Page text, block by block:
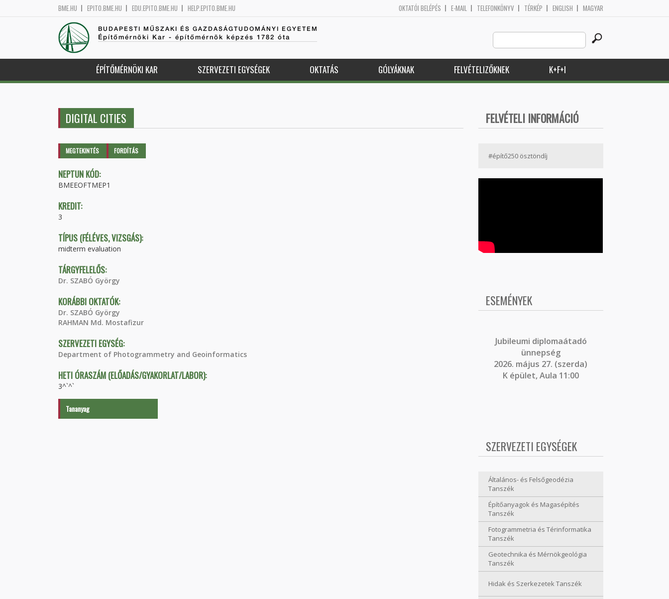
BME.HU EPITO.BME.HU EDU.EPITO.BME.HU HELP.EPITO.BME.HU OKTATÓI BELÉPÉS E-MAIL TELEFONKÖNYV TÉRKÉP ENGLISH MAGYAR
BUDAPESTI MŰSZAKI ÉS GAZDASÁGTUDOMÁNYI EGYETEM
Építőmérnöki Kar - építőmérnök képzés 1782 óta
Search
this
site
ÉPÍTŐMÉRNÖKI KAR SZERVEZETI EGYSÉGEK OKTATÁS GÓLYÁKNAK FELVÉTELIZŐKNEK K+F+I
DIGITAL CITIES
Elsődleges fülek
MEGTEKINTÉS (AKTÍVFORDÍTÁS
NEPTUN KÓD:
BMEEOFTMEP1
KREDIT:
3
TÍPUS (FÉLÉVES, VIZSGÁS):
midterm evaluation
TÁRGYFELELŐS:
Dr. SZABÓ György
KORÁBBI OKTATÓK:
Dr. SZABÓ György
RAHMAN Md. Mostafizur
SZERVEZETI EGYSÉG:
Department of Photogrammetry and Geoinformatics
HETI ÓRASZÁM (ELŐADÁS/GYAKORLAT/LABOR):
3^`^`
Tananyag
FELVÉTELI INFORMÁCIÓ
#építő250 ösztöndíj
ESEMÉNYEK
Jubileumi diplomaátadó
ünnepség
2026. május 27. (szerda)
K épület, Aula 11:00
SZERVEZETI EGYSÉGEK
Általános- és Felsőgeodézia
Tanszék
Építőanyagok és Magasépítés
Tanszék
Fotogrammetria és Térinformatika
Tanszék
Geotechnika és Mérnökgeológia
Tanszék
Hidak és Szerkezetek Tanszék